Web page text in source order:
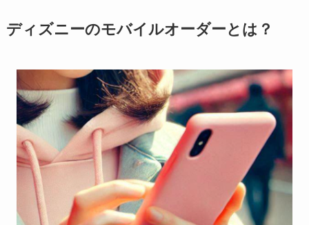
ディズニーのモバイルオーダーとは？